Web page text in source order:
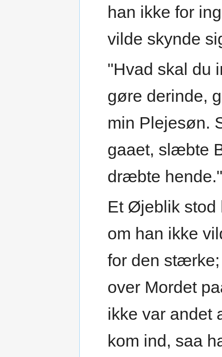
han ikke for
vilde skynde
"Hvad skal du
gøre derinde,
min Plejesøn.
gaaet, slæbte
dræbte hende."
Et Øjeblik stod
om han ikke
for den
over Mordet
ikke var andet
kom ind, saa